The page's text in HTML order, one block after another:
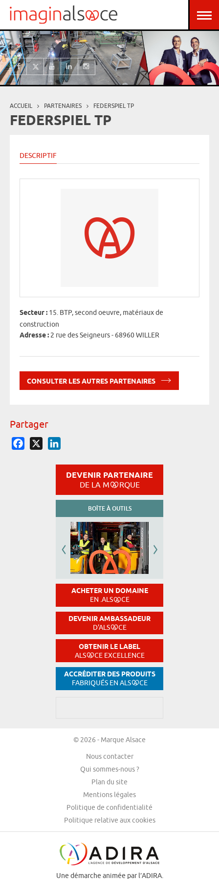
Aller au contenu principal
Vous êtes ici
ACCUEIL PARTENAIRES FEDERSPIEL TP
FEDERSPIEL TP
DESCRIPTIF
Secteur : 15. BTP, second oeuvre, matériaux de
construction
Adresse : 2 rue des Seigneurs - 68960 WILLER
CONSULTER LES AUTRES PARTENAIRES
Partager
Facebook
DEVENIR PARTENAIRE
DE LA M RQUE
BOÎTE À OUTILS
ACHETER UN DOMAINE
EN .ALS CE
DEVENIR AMBASSADEUR
D'ALS CE
OBTENIR LE LABEL
ALS CE EXCELLENCE
ACCRÉDITER DES PRODUITS
FABRIQUÉS EN ALS CE
© 2026 - Marque Alsace
Nous contacter
Qui sommes-nous ?
Plan du site
Mentions légales
Politique de confidentialité
Politique relative aux cookies
Une démarche animée par l’ADIRA.
Panneau de gestion des cookies